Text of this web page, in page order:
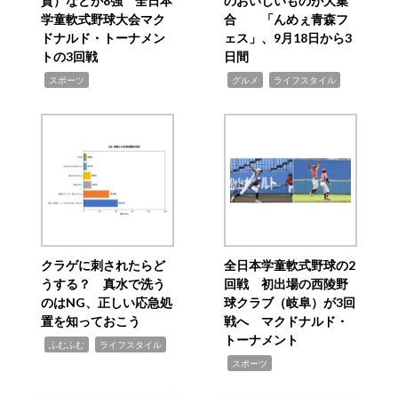
学童軟式野球大会マク
ドナルド・トーナメン
トの3回戦
スポーツ
合 「んめぇ青森フ
ェス」、9月18日から3
日間
グルメ ライフスタイル
クラゲに刺されたらど
うする？ 真水で洗う
のはNG、正しい応急処
置を知っておこう
ふむふむ ライフスタイル
全日本学童軟式野球の2
回戦 初出場の西陵野
球クラブ（岐阜）が3回
戦へ マクドナルド・
トーナメント
スポーツ